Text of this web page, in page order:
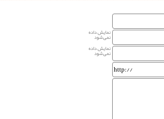
نمایش داده
نمی‌شود
نمایش داده
نمی‌شود